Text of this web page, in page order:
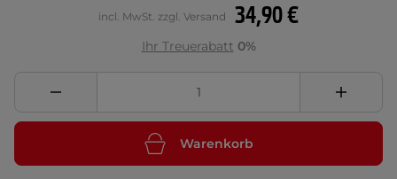
34,90 €
incl. MwSt. zzgl. Versand
Ihr Treuerabatt 0%
Warenkorb